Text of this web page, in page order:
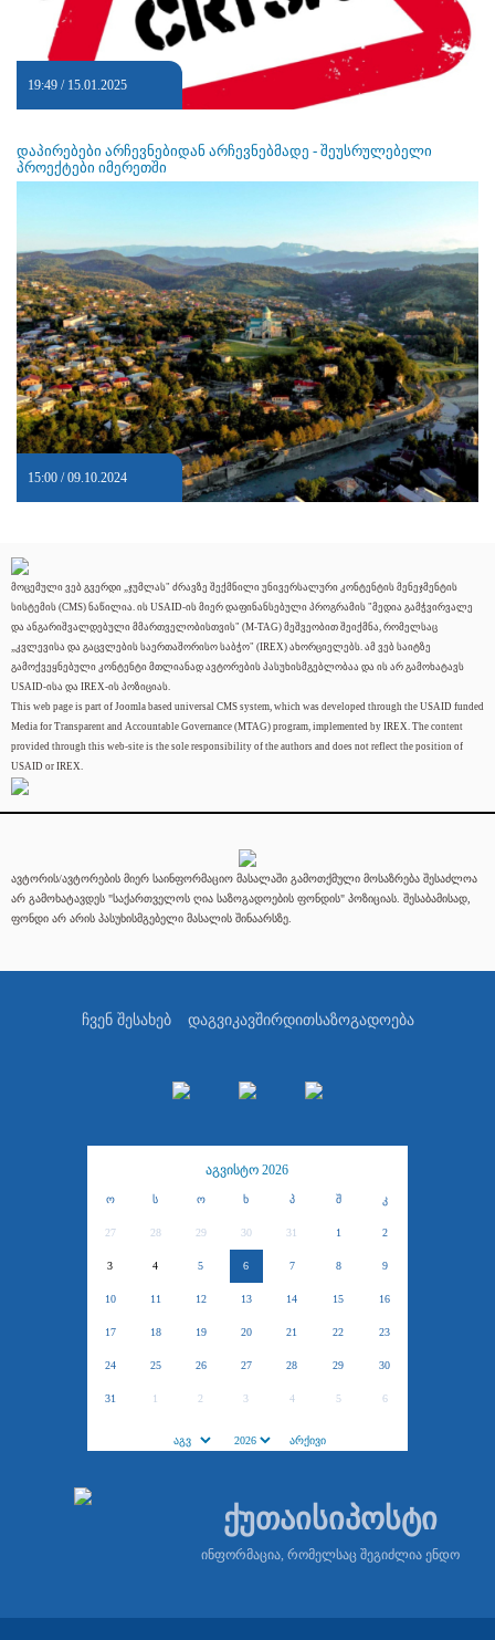
19:49 / 15.01.2025
დაპირებები არჩევნებიდან არჩევნებმადე - შეუსრულებელი
პროექტები იმერეთში
15:00 / 09.10.2024
მოცემული ვებ გვერდი „ჯუმლას" ძრავზე შექმნილი უნივერსალური კონტენტის მენეჯმენტის
სისტემის (CMS) ნაწილია. ის USAID-ის მიერ დაფინანსებული პროგრამის "მედია გამჭვირვალე
და ანგარიშვალდებული მმართველობისთვის" (M-TAG) მეშვეობით შეიქმნა, რომელსაც
„კვლევისა და გაცვლების საერთაშორისო საბჭო" (IREX) ახორციელებს. ამ ვებ საიტზე
გამოქვეყნებული კონტენტი მთლიანად ავტორების პასუხისმგებლობაა და ის არ გამოხატავს
USAID-ისა და IREX-ის პოზიციას.
This web page is part of Joomla based universal CMS system, which was developed through the USAID funded
Media for Transparent and Accountable Governance (MTAG) program, implemented by IREX. The content
provided through this web-site is the sole responsibility of the authors and does not reflect the position of
USAID or IREX.
ავტორის/ავტორების მიერ საინფორმაციო მასალაში გამოთქმული მოსაზრება შესაძლოა
არ გამოხატავდეს "საქართველოს ღია საზოგადოების ფონდის" პოზიციას. შესაბამისად,
ფონდი არ არის პასუხისმგებელი მასალის შინაარსზე.
ჩვენ შესახებ დაგვიკავშირდითსაზოგადოება
აგვისტო 2026
ო ს ო ხ პ შ კ
27 28 29 30 31 1 2
3 4 5 6 7 8 9
10 11 12 13 14 15 16
17 18 19 20 21 22 23
24 25 26 27 28 29 30
31 1 2 3 4 5 6
ქუთაისიპოსტი
ინფორმაცია, რომელსაც შეგიძლია ენდო